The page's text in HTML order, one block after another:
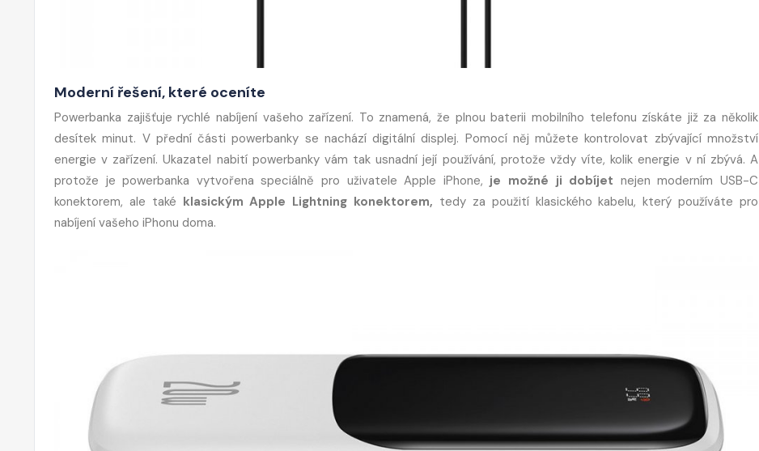
Moderní řešení, které oceníte
Powerbanka zajišťuje rychlé nabíjení vašeho zařízení. To znamená, že plnou baterii mobilního telefonu získáte již za několik
desítek minut. V přední části powerbanky se nachází digitální displej. Pomocí něj můžete kontrolovat zbývající množství
energie v zařízení. Ukazatel nabití powerbanky vám tak usnadní její používání, protože vždy víte, kolik energie v ní zbývá. A
protože je powerbanka vytvořena speciálně pro uživatele Apple iPhone, je možné ji dobíjet nejen moderním USB-C
konektorem, ale také klasickým Apple Lightning konektorem, tedy za použití klasického kabelu, který používáte pro
nabíjení vašeho iPhonu doma.